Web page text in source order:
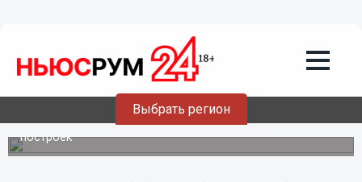
Выбрать регион
У Почаинского оврага в Нижнем
Новгороде демонтируют незаконные
гаражи
У владельцев есть 6 месяцев на самостоятельный снос
построек